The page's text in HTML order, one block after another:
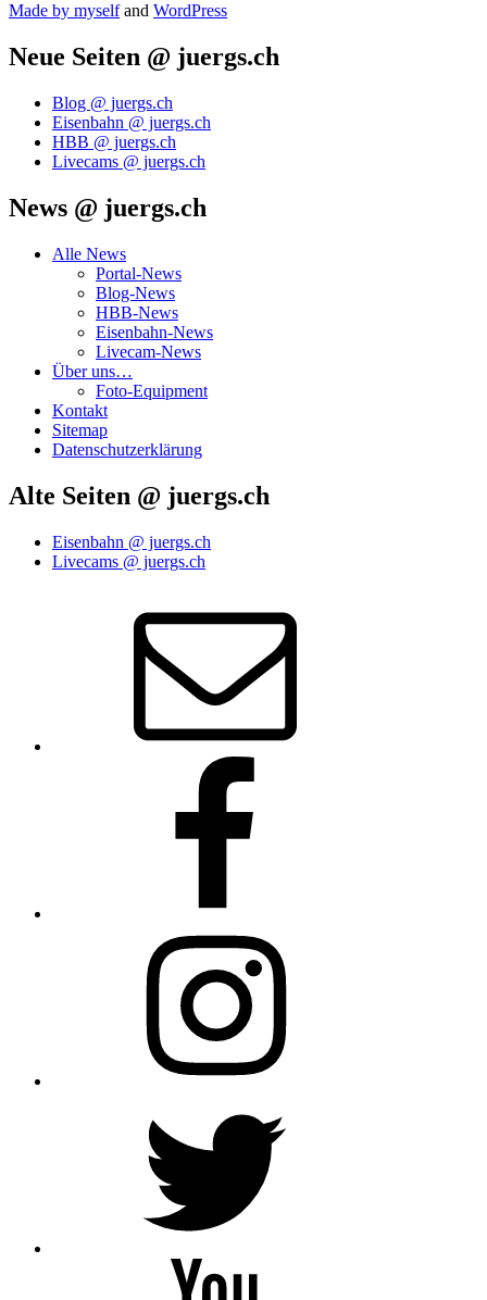
Made by mys­elfand Word­Press
Neue Seiten @ juergs.ch
Blog @ juergs.ch
Eisenbahn @ juergs.ch
HBB @ juergs.ch
Livecams @ juergs.ch
News @ juergs.ch
Alle News
Portal-News
Blog-News
HBB-News
Eisenbahn-News
Livecam-News
Über uns…
Foto-Equipment
Kontakt
Sitemap
Datenschutzerklärung
Alte Seiten @ juergs.ch
Eisenbahn @ juergs.ch
Livecams @ juergs.ch